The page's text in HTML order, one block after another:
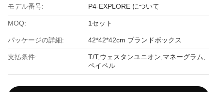
モデル番号: P4-EXPLORE について
MOQ: 1セット
パッケージの詳細: 42*42*42cm ブランドボックス
支払条件:
T/T,ウェスタンユニオン,マネーグラム,
ペイペル